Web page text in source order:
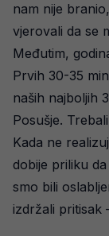
nam nije
vjerovali da se
Međutim,
Prvih 30-35
naših najboljih
Posušje.
Kada ne
dobije priliku
smo bili
izdržali pritisak